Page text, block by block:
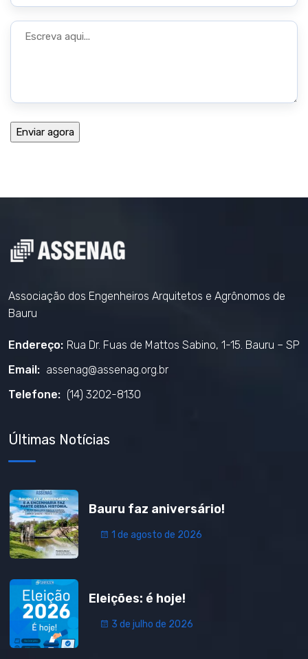
Associação dos Engenheiros Arquitetos e Agrônomos de
Bauru
Endereço: Rua Dr. Fuas de Mattos Sabino, 1-15. Bauru – SP
Email: assenag@assenag.org.br
Telefone: (14) 3202-8130
Últimas Notícias
Bauru faz aniversário!
1 de agosto de 2026
Eleições: é hoje!
3 de julho de 2026